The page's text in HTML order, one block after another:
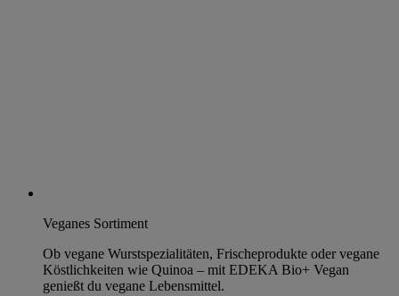
Veganes Sortiment
Ob vegane Wurstspezialitäten, Frischeprodukte oder vegane
Köstlichkeiten wie Quinoa – mit EDEKA Bio+ Vegan
genießt du vegane Lebensmittel.